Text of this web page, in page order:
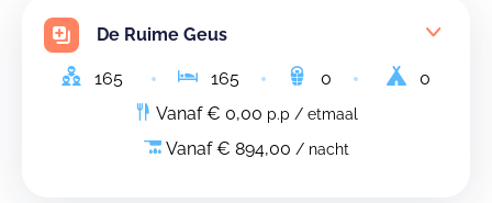
De Ruime Geus
165 165 0
0
Vanaf € 0,00 p.p / etmaal
Vanaf € 894,00 / nacht